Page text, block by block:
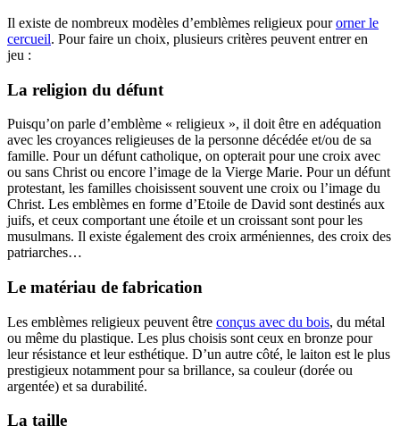
Il existe de nombreux modèles d’emblèmes religieux pourorner le
cercueil. Pour faire un choix, plusieurs critères peuvent entrer en
jeu :
La religion du défunt
Puisqu’on parle d’emblème « religieux », il doit être en adéquation
avec les croyances religieuses de la personne décédée et/ou de sa
famille. Pour un défunt catholique, on opterait pour une croix avec
ou sans Christ ou encore l’image de la Vierge Marie. Pour un défunt
protestant, les familles choisissent souvent une croix ou l’image du
Christ. Les emblèmes en forme d’Etoile de David sont destinés aux
juifs, et ceux comportant une étoile et un croissant sont pour les
musulmans. Il existe également des croix arméniennes, des croix des
patriarches…
Le matériau de fabrication
Les emblèmes religieux peuvent être conçus avec du bois, du métal
ou même du plastique. Les plus choisis sont ceux en bronze pour
leur résistance et leur esthétique. D’un autre côté, le laiton est le plus
prestigieux notamment pour sa brillance, sa couleur (dorée ou
argentée) et sa durabilité.
La taille